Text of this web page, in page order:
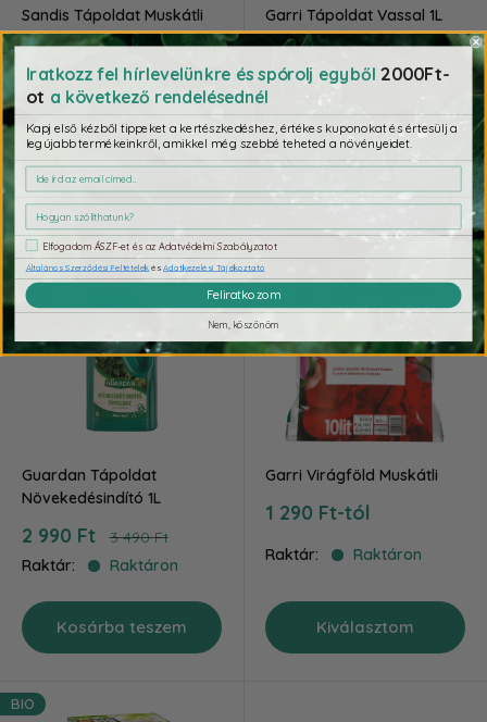
Sandis Tápoldat Muskátli
0,5L/1L
Akciós
ár
790 Ft-tól
Raktár: Raktáron
Kiválasztom
Garri Tápoldat Vassal 1L
Akciós
ár
1 490 Ft
Raktár:
Kosárba teszem
magyar termék
Prémium
-14%
Guardan Tápoldat
Növekedésindító 1L
Akciós
ár
2 990 Ft Ár
3 490 Ft
Raktár:
Raktáron
Kosárba teszem
Garri Virágföld Muskátli
Akciós
1 290 Ft-tól
Raktár: Raktáron
Kiválasztom
BIO
Iratkozz fel hírlevelünkre és spórolj egyből 2000Ft-
ot a következő rendelésednél
Kapj első kézből tippeket a kertészkedéshez, értékes kuponokat és értesülj a
legújabb termékeinkről, amikkel még szebbé teheted a növényeidet.
Elfogadom ÁSZF-et és az Adatvédelmi Szabályzatot
Általános Szerződési FeltételekésAdatkezelési Tájékoztató
Feliratkozom
Nem, köszönöm